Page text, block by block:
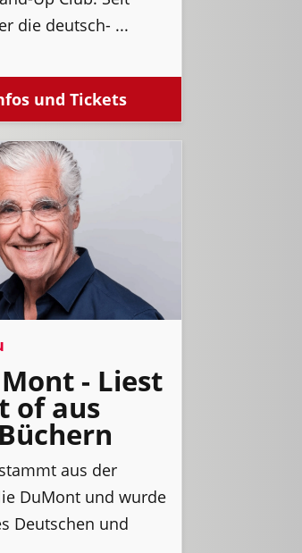
die deutsch- ...
und Tickets
- Liest
of aus
aus der
DuMont und wurde
Deutschen und